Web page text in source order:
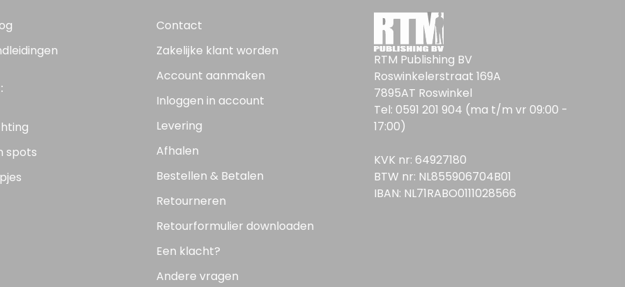
spots
Contact
Zakelijke klant worden
Account aanmaken
Inloggen in account
Levering
Afhalen
Bestellen & Betalen
Retourneren
Retourformulier downloaden
Een klacht?
Andere vragen
RTM Publishing BV
Roswinkelerstraat 169A
7895AT Roswinkel
Tel: 0591 201 904 (ma t/m vr 09:00 -
17:00)
KVK nr: 64927180
BTW nr: NL855906704B01
IBAN: NL71RABO0111028566